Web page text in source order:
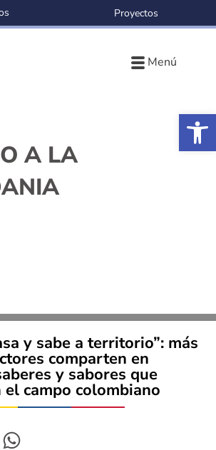
Menú
Proyectos
A LA
y sabe a territorio”: más
comparten en
y sabores que
campo colombiano